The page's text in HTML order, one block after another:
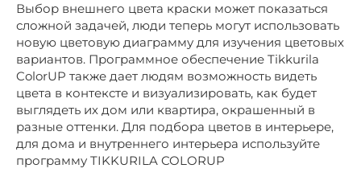
Выбор внешнего цвета краски может показаться
сложной задачей, люди теперь могут использовать
новую цветовую диаграмму для изучения цветовых
вариантов. Программное обеспечение Tikkurila
ColorUP также дает людям возможность видеть
цвета в контексте и визуализировать, как будет
выглядеть их дом или квартира, окрашенный в
разные оттенки. Для подбора цветов в интерьере,
для дома и внутреннего интерьера используйте
программу TIKKURILA COLORUP